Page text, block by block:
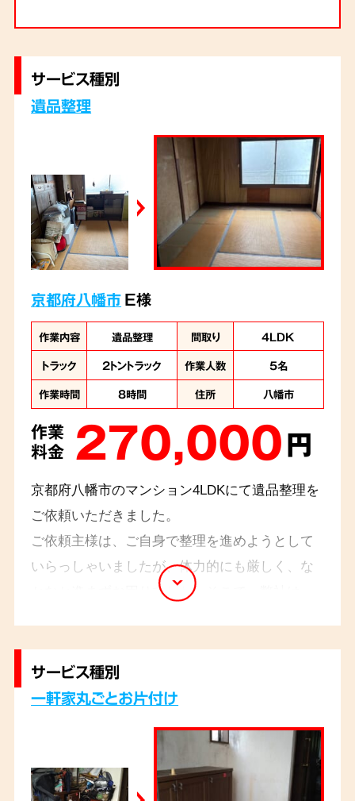
サービス種別
遺品整理
京都府八幡市E様
作業内容 遺品整理 間取り
4LDK
トラック
2トントラック 作業人数
5名
作業時間
8時間 住所 八幡市
作業
料金 270,000円
京都府八幡市のマンション4LDKにて遺品整理を
ご依頼いただきました。
ご依頼主様は、ご自身で整理を進めようとして
いらっしゃいましたが、体力的にも厳しく、な
かなか進まずお困りでした。そこで、弊社は、
とめたりし、ご遺族様の想いを大切にしながら
作業を進めました。ご依頼主様からは、「安心し
サービス種別
一軒家丸ごとお片付け